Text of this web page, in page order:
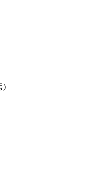
)